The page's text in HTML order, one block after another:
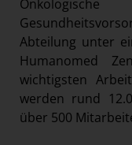
Abteilung unter
Humanomed
wichtigsten
werden rund
über 500